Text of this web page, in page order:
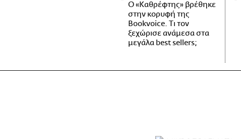
Ο «Καθρέφτης» βρέθηκε
στην κορυφή της
Bookvoice. Τι τον
ξεχώρισε ανάμεσα στα
μεγάλα best sellers;